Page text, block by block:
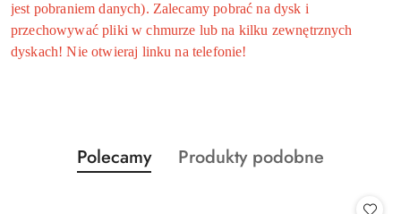
jest pobraniem danych). Zalecamy pobrać na dysk i
przechowywać pliki w chmurze lub na kilku zewnętrznych
dyskach! Nie otwieraj linku na telefonie!
Pomiń karuzelę produktów
Produkty
o
Polecamy
Produkty
Produkty podobne